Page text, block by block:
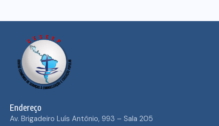
Endereço
Av. Brigadeiro Luís Antônio, 993 – Sala 205